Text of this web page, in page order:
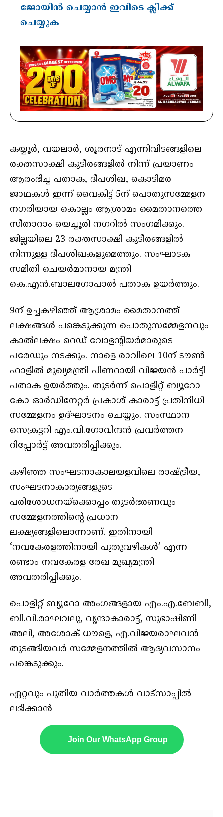
ജോയിൻ ചെയ്യാൻ ഇവിടെ ക്ലിക്ക്
ചെയ്യുക
കയ്യൂർ, വയലാർ, ശൂരനാട് എന്നിവിടങ്ങളിലെ
രക്തസാക്ഷി കുടീരങ്ങളിൽ നിന്ന് പ്രയാണം
ആരംഭിച്ച പതാക, ദീപശിഖ, കൊടിമര
ജാഥകൾ ഇന്ന് വൈകിട്ട് 5ന് പൊതുസമ്മേളന
നഗരിയായ കൊല്ലം ആശ്രാമം മൈതാനത്തെ
സീതാറാം യെച്ചൂരി നഗറിൽ സംഗമിക്കും.
ജില്ലയിലെ 23 രക്തസാക്ഷി കുടീരങ്ങളിൽ
നിന്നുള്ള ദീപശിഖകളുമെത്തും. സംഘാടക
സമിതി ചെയർമാനായ മന്ത്രി
കെ.എൻ.ബാലഗോപാൽ പതാക ഉയർത്തും.
9ന് ഉച്ചകഴിഞ്ഞ് ആശ്രാമം മൈതാനത്ത്
ലക്ഷങ്ങൾ പങ്കെടുക്കുന്ന പൊതുസമ്മേളനവും
കാൽലക്ഷം റെഡ് വോളന്റിയർമാരുടെ
പരേഡും നടക്കും. നാളെ രാവിലെ 10ന് ടൗൺ
ഹാളിൽ മുഖ്യമന്ത്രി പിണറായി വിജയൻ പാർട്ടി
പതാക ഉയർത്തും. തുടർന്ന് പൊളിറ്റ് ബ്യൂറോ
കോ ഓർഡിനേറ്റർ പ്രകാശ് കാരാട്ട് പ്രതിനിധി
സമ്മേളനം ഉദ്ഘാടനം ചെയ്യും. സംസ്ഥാന
സെക്രട്ടറി എം.വി.ഗോവിന്ദൻ പ്രവർത്തന
റിപ്പോർട്ട് അവതരിപ്പിക്കും.
കഴിഞ്ഞ സംഘടനാകാലയളവിലെ രാഷ്ട്രീയ,
സംഘടനാകാര്യങ്ങളുടെ
പരിശോധനയ്ക്കൊപ്പം തുടർഭരണവും
സമ്മേളനത്തിന്റെ പ്രധാന
ലക്ഷ്യങ്ങളിലൊന്നാണ്. ഇതിനായി
‘നവകേരളത്തിനായി പുതുവഴികൾ’ എന്ന
രണ്ടാം നവകേരള രേഖ മുഖ്യമന്ത്രി
അവതരിപ്പിക്കും.
പൊളിറ്റ് ബ്യൂറോ അംഗങ്ങളായ എം.എ.ബേബി,
ബി.വി.രാഘവലു, വൃന്ദാകാരാട്ട്, സുഭാഷിണി
അലി, അശോക് ധൗളെ, എ.വിജയരാഘവൻ
തുടങ്ങിയവർ സമ്മേളനത്തിൽ ആദ്യവസാനം
പങ്കെടുക്കും.
ഏറ്റവും പുതിയ വാർത്തകൾ വാട്സാപ്പിൽ
ലഭിക്കാൻ
Join Our WhatsApp Group